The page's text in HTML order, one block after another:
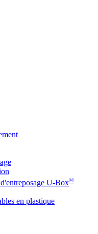
U-Box®
en plastique